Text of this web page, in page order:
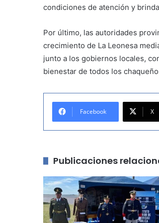
condiciones de atención y
Por último, las autoridades
crecimiento de La Leonesa
junto a los gobiernos locales,
bienestar de todos los
Facebook X
Publicaciones